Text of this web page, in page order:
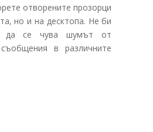
отворените прозорци
но и на десктопа. Не би
да се чува шумът от
в различните